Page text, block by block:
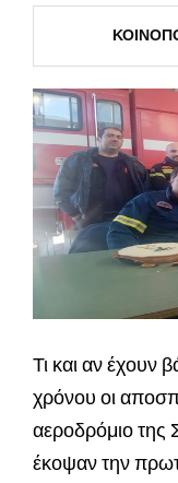
Τι και αν έχουν
χρόνου οι
αεροδρόμιο της
έκοψαν την